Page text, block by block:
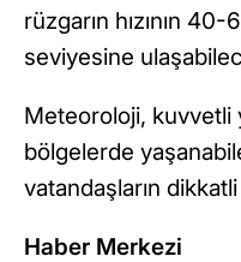
rüzgarın hızının
seviyesine
Meteoroloji, kuvvetli
bölgelerde
vatandaşların
Haber Merkezi